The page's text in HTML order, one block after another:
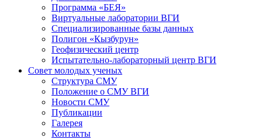
Программа «БЕЯ»
Виртуальные лаборатории ВГИ
Специализированные базы данных
Полигон «Кызбурун»
Геофизический центр
Испытательно-лабораторный центр ВГИ
Совет молодых ученых
Структура СМУ
Положение о СМУ ВГИ
Новости СМУ
Публикации
Галерея
Контакты